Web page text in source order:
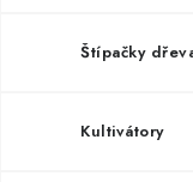
Štípačky
Kultivátory